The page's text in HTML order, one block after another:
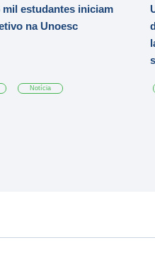
mil estudantes iniciam
na Unoesc
Notícia